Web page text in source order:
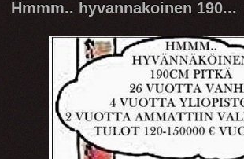
Hmmm.. hyvannakoinen 190...